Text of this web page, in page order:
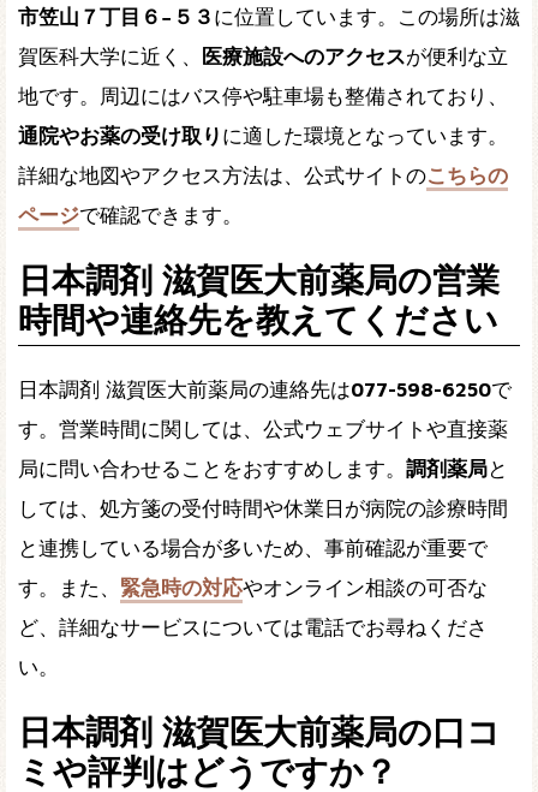
市笠山７丁目６−５３ に位置しています。この場所は滋
賀医科大学に近く、
医療施設へのアクセスが便利な立
地です。周辺にはバス停や駐車場も整備されており、
通院やお薬の受け取り に適した環境となっています。
詳細な地図やアクセス方法は、公式サイトのこちらの
ページで確認できます。
日本調剤 滋賀医大前薬局の営業
時間や連絡先を教えてください
日本調剤 滋賀医大前薬局の連絡先は077-598-6250で
す。営業時間に関しては、公式ウェブサイトや直接薬
局に問い合わせることをおすすめします。 調剤薬局と
しては、処方箋の受付時間や休業日が病院の診療時間
と連携している場合が多いため、事前確認が重要で
す。また、 緊急時の対応やオンライン相談の可否な
ど、詳細なサービスについては電話でお尋ねくださ
い。
日本調剤 滋賀医大前薬局の口コ
ミや評判はどうですか？